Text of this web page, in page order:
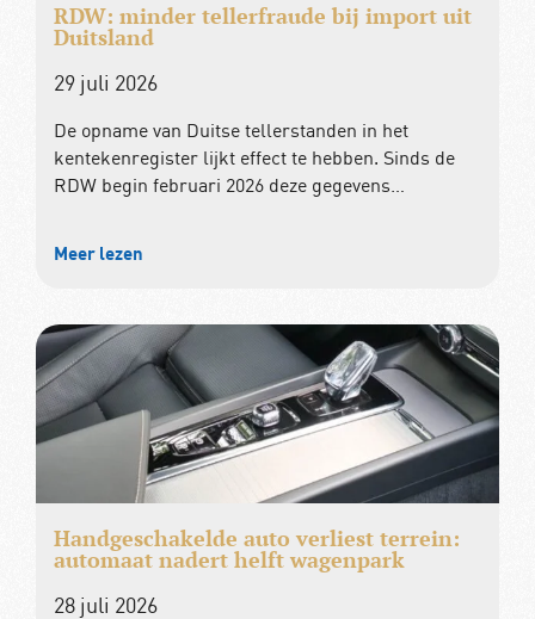
RDW: minder tellerfraude bij import uit
Duitsland
29 juli 2026
De opname van Duitse tellerstanden in het
kentekenregister lijkt effect te hebben. Sinds de
RDW begin februari 2026 deze gegevens…
Meer lezen
Handgeschakelde auto verliest terrein:
automaat nadert helft wagenpark
28 juli 2026